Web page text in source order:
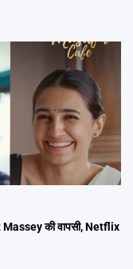
की वापसी, Netflix